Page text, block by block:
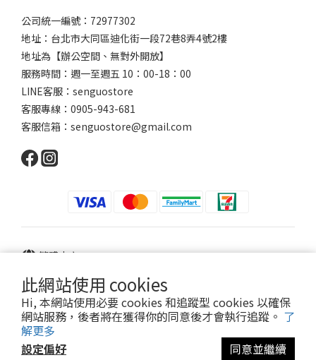
此網站使用 cookies
Hi, 本網站使用必要 cookies 和追蹤型 cookies 以確保
網站服務，後者將在獲得你的同意後才會執行追蹤。 了
解更多
設定偏好
同意並繼續
公司統一編號：72977302
地址：台北市大同區迪化街一段72巷8弄4號2樓
地址為【辦公空間、無對外開放】
服務時間：週一至週五 10：00-18：00
LINE客服：senguostore
客服專線：0905-943-681
客服信箱：senguostore@gmail.com
繁體中文
Powered by SHOPLINE